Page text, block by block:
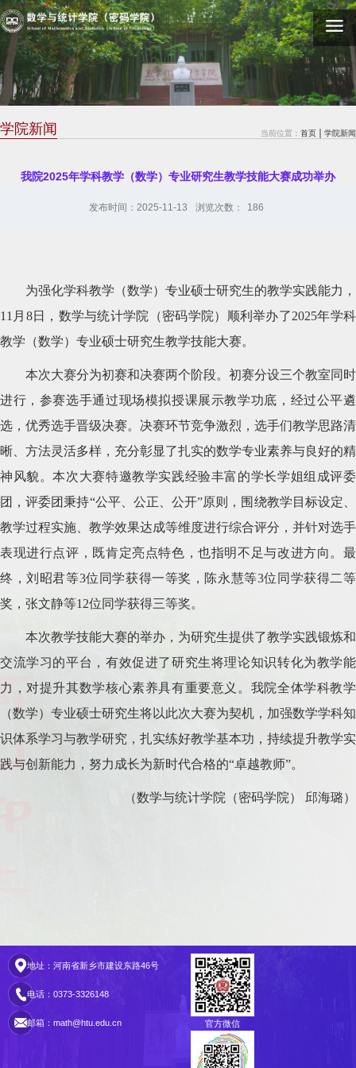
学院新闻 当前位置： 首页 学院新闻
我院2025年学科教学（数学）专业研究生教学技能大赛成功举办
发布时间：2025-11-13 浏览次数： 186
为强化学科教学（数学）专业硕士研究生的教学实践能力，
11月8日，数学与统计学院（密码学院）顺利举办了2025年学科
教学（数学）专业硕士研究生教学技能大赛。
本次大赛分为初赛和决赛两个阶段。初赛分设三个教室同时
进行，参赛选手通过现场模拟授课展示教学功底，经过公平遴
选，优秀选手晋级决赛。决赛环节竞争激烈，选手们教学思路清
晰、方法灵活多样， 充分彰显了扎实的数学专业素养与良好的精
神风貌。本次大赛特邀教学实践经验丰富的学长学姐组成评委
团，评委团秉持“公平、公正、公开”原则， 围绕教学目标设定、
教学过程实施、教学效果达成等维度进行综合评分， 并针对选手
表现进行点评，既肯定亮点特色，也指明不足与改进方向 。最
终，刘昭君等3位同学获得一等奖，陈永慧等3位同学获得二等
奖，张文静等12位同学获得三等奖。
本次教学技能大赛的举办，为研究生提供了教学实践锻炼和
交流学习的平台，有效促进了研究生将理论知识转化为教学能
力，对提升其数学核心素养具有重要意义。我院全体学科教学
（数学）专业硕士研究生将以此次大赛为契机，加强数学学科知
识体系学习与教学研究，扎实练好教学基本功，持续提升教学实
践与创新能力，努力成长为新时代合格的“卓越教师”。
（数学与统计学院（密码学院） 邱海璐）
地址：河南省新乡市建设东路46号
电话：0373-3326148
邮箱：math@htu.edu.cn 官方微信